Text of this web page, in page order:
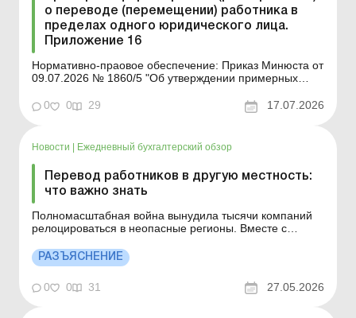
о переводе (перемещении) работника в
пределах одного юридического лица.
Приложение 16
Нормативно-праовое обеспечение: Приказ Минюста от
09.07.2026 № 1860/5 "Об утверждении примерных
документов, создаваемых во время деятельности
0 0 29 17.07.2026
Новости | Ежедневный бухгалтерский обзор
Перевод работников в другую местность:
что важно знать
Полномасштабная война вынудила тысячи компаний
релоцироваться в неопасные регионы. Вместе с
в другую местность. Как это правильно сделать?
Больше по теме: Увольнение в связи с переводом
работника на другое предприятие или переходом на
выборную дол...
РАЗЪЯСНЕНИЕ
0 0 31 27.05.2026